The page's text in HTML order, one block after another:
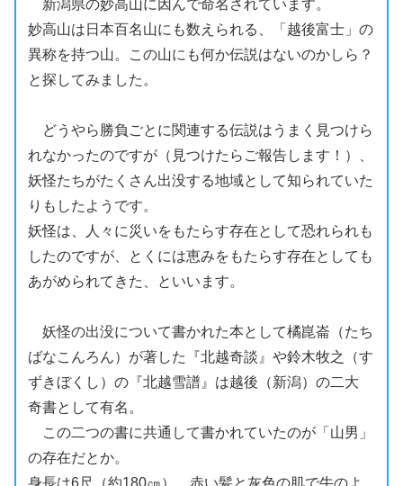
新潟県の妙高山に 因 んで命名されています。
妙高山は日本百名山にも数えられる、「 越後富士」の
異称を持つ山。この山にも何か伝説はないのかしら？
と探してみました。
どうやら勝負ごとに関連する伝説はうまく見つけら
れなかったのですが（見つけたらご報告します！）、
妖怪たちがたくさん出没する地域として知られていた
りもしたようです。
妖怪は、人々に災 いをもたらす存在として恐れられも
したのですが、とくには恵みをもたらす存在としても
あがめられてきた、といいます。
妖怪の出没について書かれた本として橘崑崙（たち
ばなこんろん）が著した『北越奇談 』や鈴木牧之（す
ずきぼくし）の『北越雪譜』は越後 （新潟）の二大
奇書として有名。
この二つの書に共通して書かれていたのが「 山男 」
の存在だとか。